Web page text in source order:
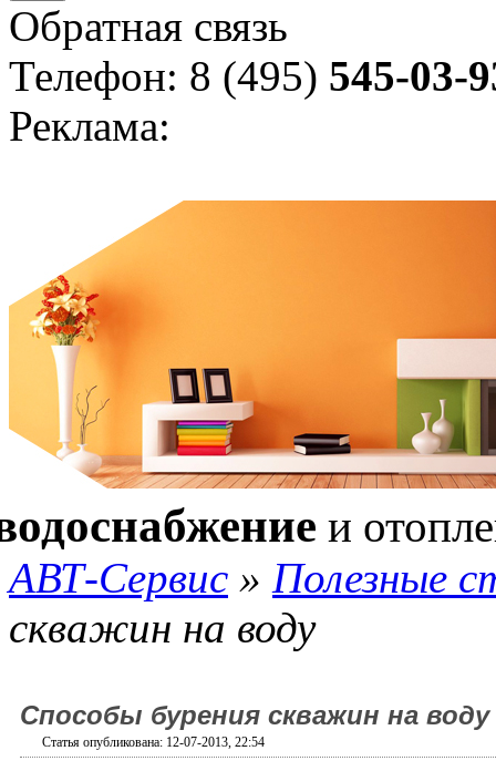
Обратная связь
Телефон: 8 (495) 545-03-
Реклама:
и
АВТ-Сервис » Полезные
скважин на воду
Способы бурения скважин на воду
Статья опубликована: 12-07-2013, 22:54